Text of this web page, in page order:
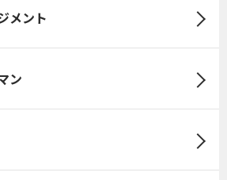
メント
ン